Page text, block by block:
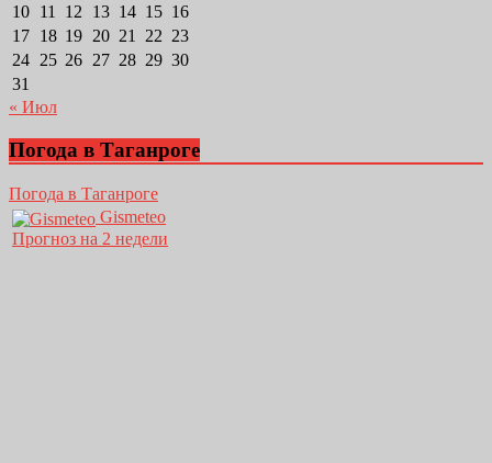
10 11 12 13 14 15 16
17 18 19 20 21 22 23
24 25 26 27 28 29 30
31
« Июл
Погода в Таганроге
Погода в Таганроге
Gismeteo
Прогноз на 2 недели